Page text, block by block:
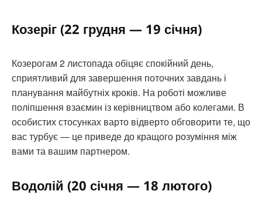
Козеріг (22 грудня — 19 січня)
Козерогам 2 листопада обіцяє спокійний день,
сприятливий для завершення поточних завдань і
планування майбутніх кроків. На роботі можливе
поліпшення взаємин із керівництвом або колегами. В
особистих стосунках варто відверто обговорити те, що
вас турбує — це приведе до кращого розуміння між
вами та вашим партнером.
Водолій (20 січня — 18 лютого)